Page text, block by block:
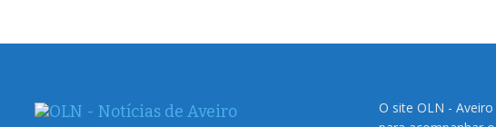
O site OLN -